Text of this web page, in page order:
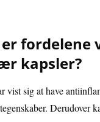
er
kapsler?
vist sig at have
Derudover